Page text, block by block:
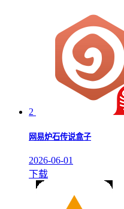
2
网易炉石传说盒子
2026-06-01
下载